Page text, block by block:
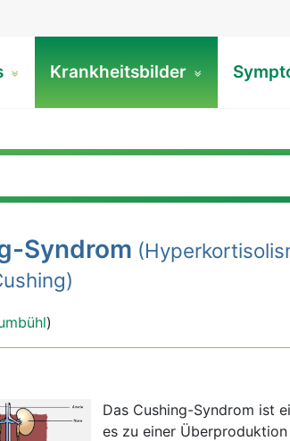
Krankheitsbilder
Syndrom
)
Das Cushing-Syndrom ist
es zu einer